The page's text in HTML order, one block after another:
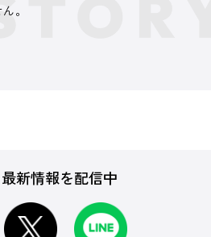
。
新情報を配信中